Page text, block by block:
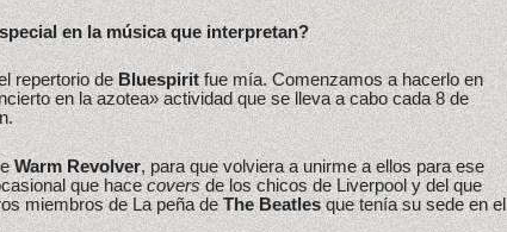
en la música que interpretan?
repertorio deBluespiritfue mía. Comenzamos a hacerlo en
en la azotea» actividad que se lleva a cabo cada 8 de
Warm Revolver, para que volviera a unirme a ellos para ese
que hace covers de los chicos de Liverpool y del que
miembros de La peña deThe Beatlesque tenía su sede en el